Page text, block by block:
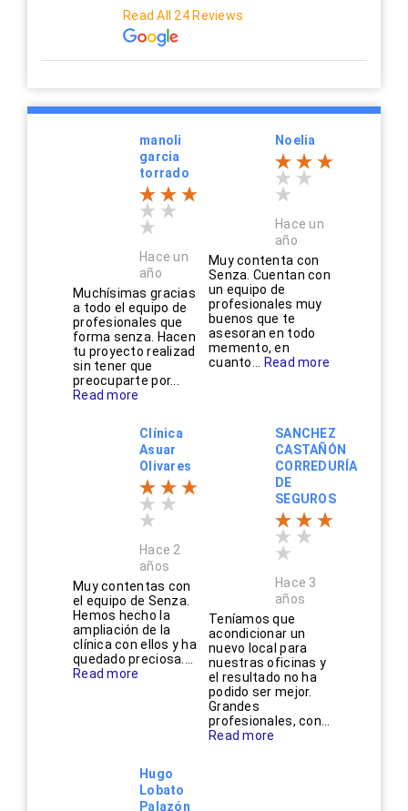
Read All 24 Reviews
manoli
garcia
torrado
Hace un
año
Muchísimas gracias
a todo el equipo de
profesionales que
forma senza. Hacen
tu proyecto realizad
sin tener que
preocuparte por...
Read more
Noelia
Hace un
año
Muy contenta con
Senza. Cuentan con
un equipo de
profesionales muy
buenos que te
asesoran en todo
memento, en
cuanto...
Read more
Clínica
Asuar
Olivares
Hace 2
años
Muy contentas con
el equipo de Senza.
Hemos hecho la
ampliación de la
clínica con ellos y ha
quedado preciosa....
Read more
SANCHEZ
CASTAÑÓN
CORREDURÍA
DE
SEGUROS
Hace 3
años
Teníamos que
acondicionar un
nuevo local para
nuestras oficinas y
el resultado no ha
podido ser mejor.
Grandes
profesionales, con...
Read more
Hugo
Lobato
Palazón